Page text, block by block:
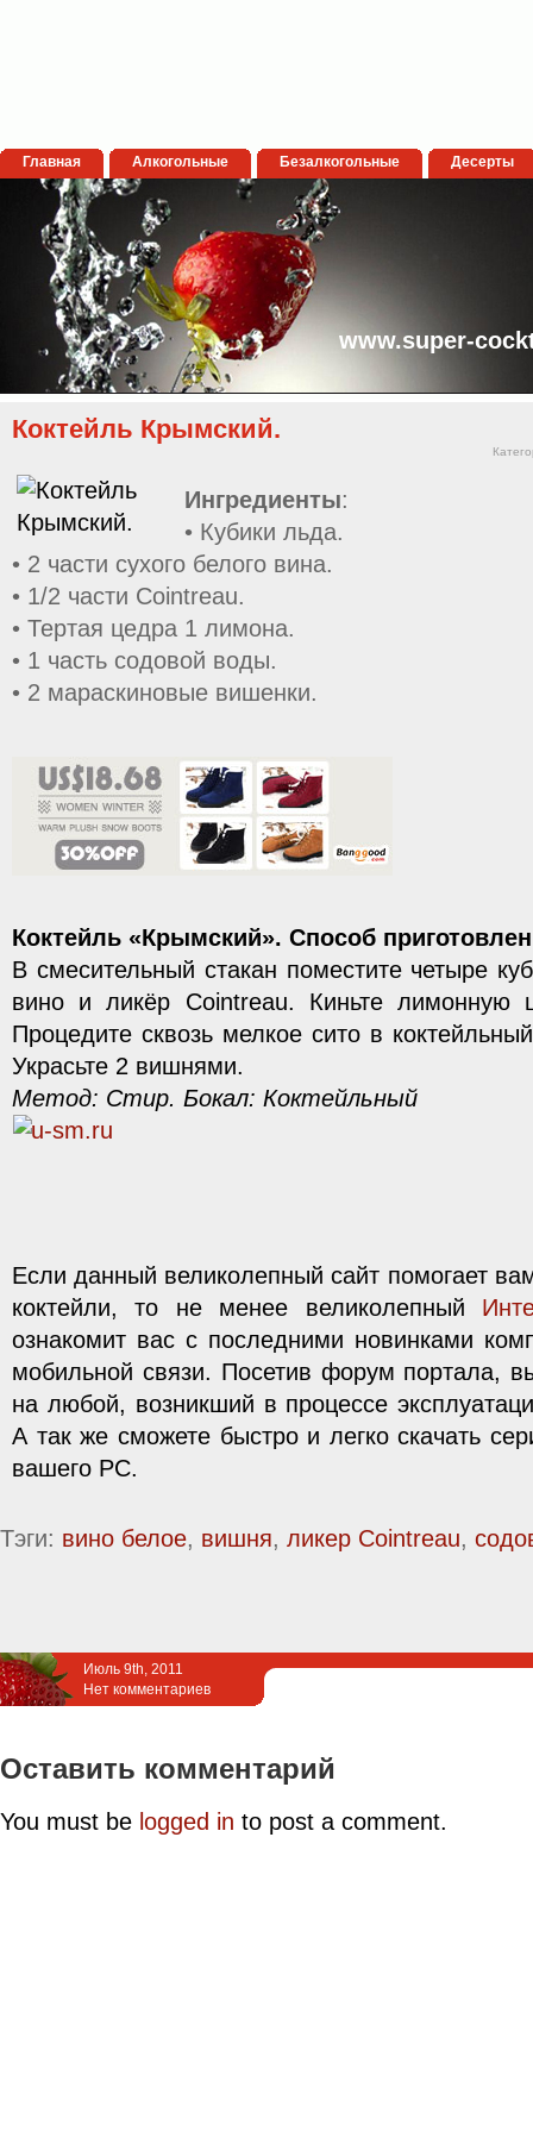
Главная Алкогольные Безалкогольные Десерты
www.super-
Коктейль Крымский.
Ингредиенты:
• Кубики льда.
• 2 части сухого белого вина.
• 1/2 части Cointreau.
• Тертая цедра 1 лимона.
• 1 часть содовой воды.
• 2 мараскиновые вишенки.
Коктейль «Крымский». Способ
В смесительный стакан поместите четыре
вино и ликёр Cointreau. Киньте лимонную
Процедите сквозь мелкое сито в
Украсьте 2 вишнями.
Метод: Стир. Бокал: Коктейльный
Если данный великолепный сайт помогает
коктейли, то не менее великолепный
ознакомит вас с последними новинками
мобильной связи. Посетив форум портала,
на любой, возникший в процессе
А так же сможете быстро и легко скачать
вашего PC.
Тэги: вино белое, вишня, ликер Cointreau,
Июль 9th, 2011
Нет комментариев
Оставить комментарий
You must be logged in to post a comment.